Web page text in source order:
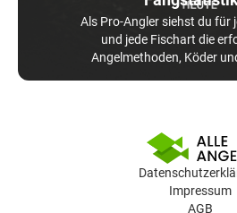
Als Pro-Angler siehst du für
und jede Fischart die
Angelmethoden, Köder
Impressum
AGB